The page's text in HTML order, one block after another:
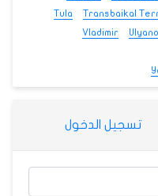
Transbaikal
Tula
Vladimir
تسجيل الدخول